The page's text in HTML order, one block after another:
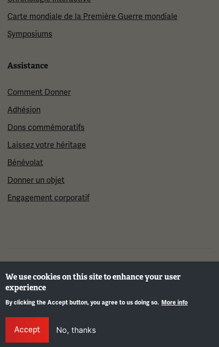
Carte mondiale de la Première Guerre mondiale
Symposiums
Assistance
Comment Donner
Adhésion
Dons commémoratifs
Laissez votre héritage
Bénévolat
Donner un objet
Engagement corporatif
©2026 Musée et mémorial national de la Première
Guerre mondiale
We use cookies on this site to enhance your user
experience
By clicking the Accept button, you agree to us doing so. More info
Accept No, thanks